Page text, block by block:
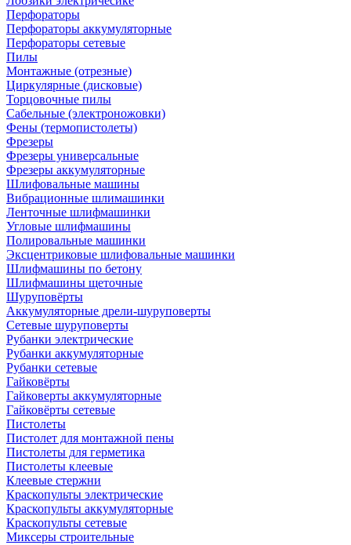
Перфораторы
Перфораторы аккумуляторные
Перфораторы сетевые
Пилы
Монтажные (отрезные)
Циркулярные (дисковые)
Торцовочные пилы
Сабельные (электроножовки)
Фены (термопистолеты)
Фрезеры
Фрезеры универсальные
Фрезеры аккумуляторные
Шлифовальные машины
Вибрационные шлимашинки
Ленточные шлифмашинки
Угловые шлифмашины
Полировальные машинки
Эксцентриковые шлифовальные машинки
Шлифмашины по бетону
Шлифмашины щеточные
Шуруповёрты
Аккумуляторные дрели-шуруповерты
Сетевые шуруповерты
Рубанки электрические
Рубанки аккумуляторные
Рубанки сетевые
Гайковёрты
Гайковерты аккумуляторные
Гайковёрты сетевые
Пистолеты
Пистолет для монтажной пены
Пистолеты для герметика
Пистолеты клеевые
Клеевые стержни
Краскопульты электрические
Краскопульты аккумуляторные
Краскопульты сетевые
Миксеры строительные